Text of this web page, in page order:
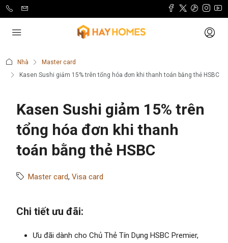
Nhà
Master card
Kasen Sushi giảm 15% trên tổng hóa đơn khi thanh toán bằng thẻ HSBC
Kasen Sushi giảm 15% trên
tổng hóa đơn khi thanh
toán bằng thẻ HSBC
Master card, Visa card
Chi tiết ưu đãi:
Ưu đãi dành cho Chủ Thẻ Tín Dụng HSBC Premier,